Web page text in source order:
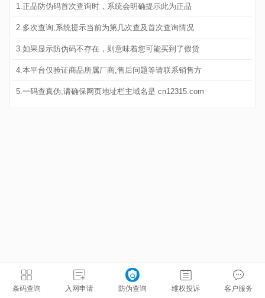
1.正品防伪码首次查询时，系统会明确提示此为正品
2.多次查询,系统提示当前为第几次查及首次查询情况
3.如果显示防伪码不存在，则意味着您可能买到了假货
4.本平台仅验证商品所属厂商,售后问题等请联系销售方
5.一码查真伪,请确保网页地址栏主域名是 cn12315.com
条码查询 入网申请 防伪查询 维权投诉 客户服务